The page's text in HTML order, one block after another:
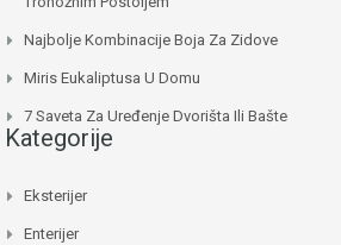
Najbolje Kombinacije Boja Za Zidove
Miris Eukaliptusa U Domu
7 Saveta Za Uređenje Dvorišta Ili Bašte
Kategorije
Eksterijer
Enterijer